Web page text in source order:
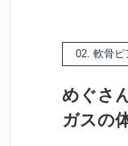
02. 軟骨ピ
めぐさ
ガスの